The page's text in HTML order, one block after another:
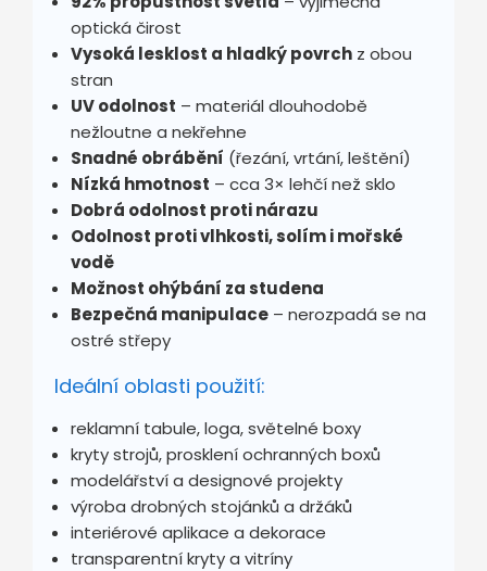
optická čirost
Vysoká lesklost a hladký povrch z obou
stran
UV odolnost – materiál dlouhodobě
nežloutne a nekřehne
Snadné obrábění (řezání, vrtání, leštění)
Nízká hmotnost – cca 3× lehčí než sklo
Dobrá odolnost proti nárazu
Odolnost proti vlhkosti, solím i mořské
vodě
Možnost ohýbání za studena
Bezpečná manipulace – nerozpadá se na
ostré střepy
Ideální oblasti použití:
reklamní tabule, loga, světelné boxy
kryty strojů, prosklení ochranných boxů
modelářství a designové projekty
výroba drobných stojánků a držáků
interiérové aplikace a dekorace
transparentní kryty a vitríny